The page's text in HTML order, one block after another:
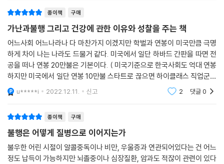
나가 신체 내부 기관들에서 여러 문제를 일으킨다. 신체는 커다랗고 섬세
한 스위스 시계와 같아서 면역계에서 일어나는 일은 심혈관계에서 일어나
는 일에도 깊이 연관된다.
--- p.120
몸의 스트레스 반응 체계가 계속해서 과부하에 걸리면 도파민 수용체의 감
도가 엉망이 된다. 전과 똑같은 정도의 쾌감을 느끼려 해도 갈수록 점점 더
많은 양의 자극이 필요해지는 것이다. 복측피개영역에 어떤 생물학적 변화
는 위험한 행동 또한 더 많이 하게 만들 수 있다. ACE 연구는 아동기의 부
정적 경험에 노출된 정도와 복측피개영역을 활성화하는 많은 활동 및 물질
사용 사이에 용량-반응 관계가 있음을 보여주었다. ACE 지수가 4점 이상
인 사람은 0점인 사람에 비해 흡연 가능성이 2.5배, 알코올의존 가능성이
로 아주 작았다.(28쪽)
해리스는 디에고의 건강 상태와 성장 환경을 검토하면서 아이가 어릴 때
부모와 가까운 지인에게 성추행을 당했고 그 이후부터 ADHD가 의심되는
태도를 보이며 건강까지 심하게 나빠졌다는 것을 알게 되었다. 압도적인
불행을 겪은 뒤 건강이 나빠진 아이들이 몇몇 정도였다면 그저 우연이라고
생각할 수도 있었지만 디에고는 해리스가 만난 수백 명의 아이에게서 보아
가난과 폭력적인 환경이 일상인 지역에서 아이들이 겪는 고통은 고스란히
몸으로 전해지고 있었다. 이에 해리스는 아동기의 불행과 손상된 건강 사
이에 생물학적 연관성이 존재할지도 모른다는 가능성을 염두하며 디에고
의 성장 정지 문제를 살펴보던 중 한 논문을 만났다.
종이책 구매
가난과불행 그리고 건강에 관한 이유와 성찰을 주는 책
어느사회 어느나라나 다 마찬가지 이겠지만 학벌과 연봉이 미국만큼 극명
하게 차이 나는 나라도 드물거 같다. 미국에서 일단 하바드 간판을 따면 전
공을 떠나 연봉 20만불은 기본이다. ( 미국기준으로 한국사회도 억대 연봉
하지만 미국에서 일단 연봉 10만불 스타트로 끊으면 하이클래스 직업군에
속한다.) 내가 아는 지인의딸도 하바드 문학과쪽 나와 아이티와 관계도
없는 애플 들어
u*****i 2022.12.11. 신고 2 댓글0
종이책 구매
불행은 어떻게 질병으로 이어지는가
불우한 어린 시절이 알콜중독이나 비만, 우울증과 연관되어있다는 건 어느
정도 납득이 가능하지만 뇌졸중이나 심장질환, 암과도 적잖이 관련이 있다